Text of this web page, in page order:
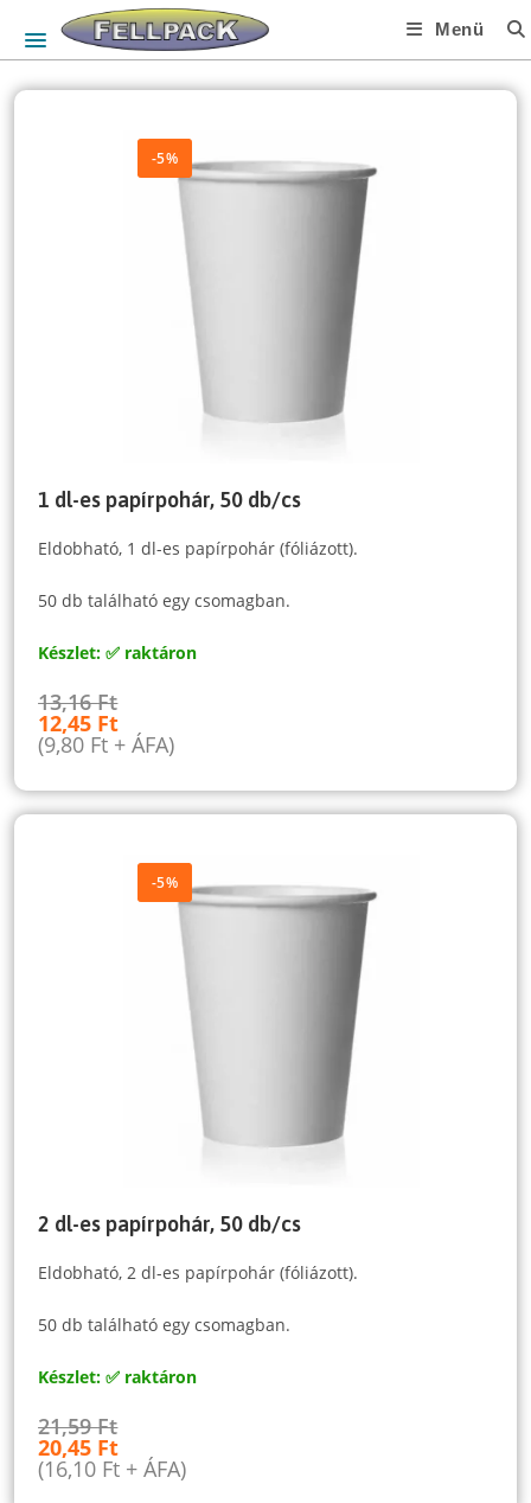
Menü
-5%
1 dl-es papírpohár, 50 db/cs
Eldobható, 1 dl-es papírpohár (fóliázott).
50 db található egy csomagban.
Készlet: ✅ raktáron
13,16Ft
12,45 Ft
(9,80 Ft + ÁFA)
-5%
2 dl-es papírpohár, 50 db/cs
Eldobható, 2 dl-es papírpohár (fóliázott).
50 db található egy csomagban.
Készlet: ✅ raktáron
21,59Ft
20,45 Ft
(16,10 Ft + ÁFA)